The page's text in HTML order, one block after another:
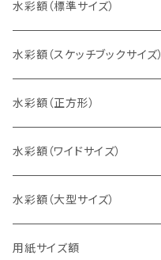
水彩額（標準サイズ）
インチ判（203×254ミリ）
八切判（242×303ミリ）
太子判（288×379ミリ）
四切判（348×424ミリ）
大衣判（394×509ミリ）
水彩額（スケッチブックサイズ）
スケッチ4Ｆ（352×443ミリ）
スケッチ6Ｆ（458×550ミリ）
スケッチ8Ｆ（520×595ミリ）
スケッチ10Ｆ（595×670ミリ）
水彩額（正方形）
10cm正方形（100×100ミリ）
15cm正方形（150×150ミリ）
20cm正方形（200×200ミリ）
水彩額（ワイドサイズ）
15×30cm
20×40cm
水彩額（大型サイズ）
大判（660×850ミリ）
用紙サイズ額